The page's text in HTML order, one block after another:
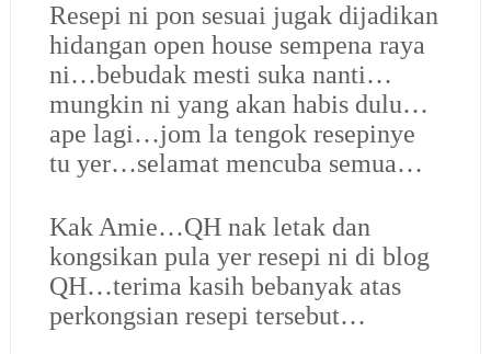
Resepi ni pon sesuai jugak dijadikan
hidangan open house sempena raya
ni…bebudak mesti suka nanti…
mungkin ni yang akan habis dulu…
ape lagi…jom la tengok resepinye
tu yer…selamat mencuba semua…
Kak Amie…QH nak letak dan
kongsikan pula yer resepi ni di blog
QH…terima kasih bebanyak atas
perkongsian resepi tersebut…